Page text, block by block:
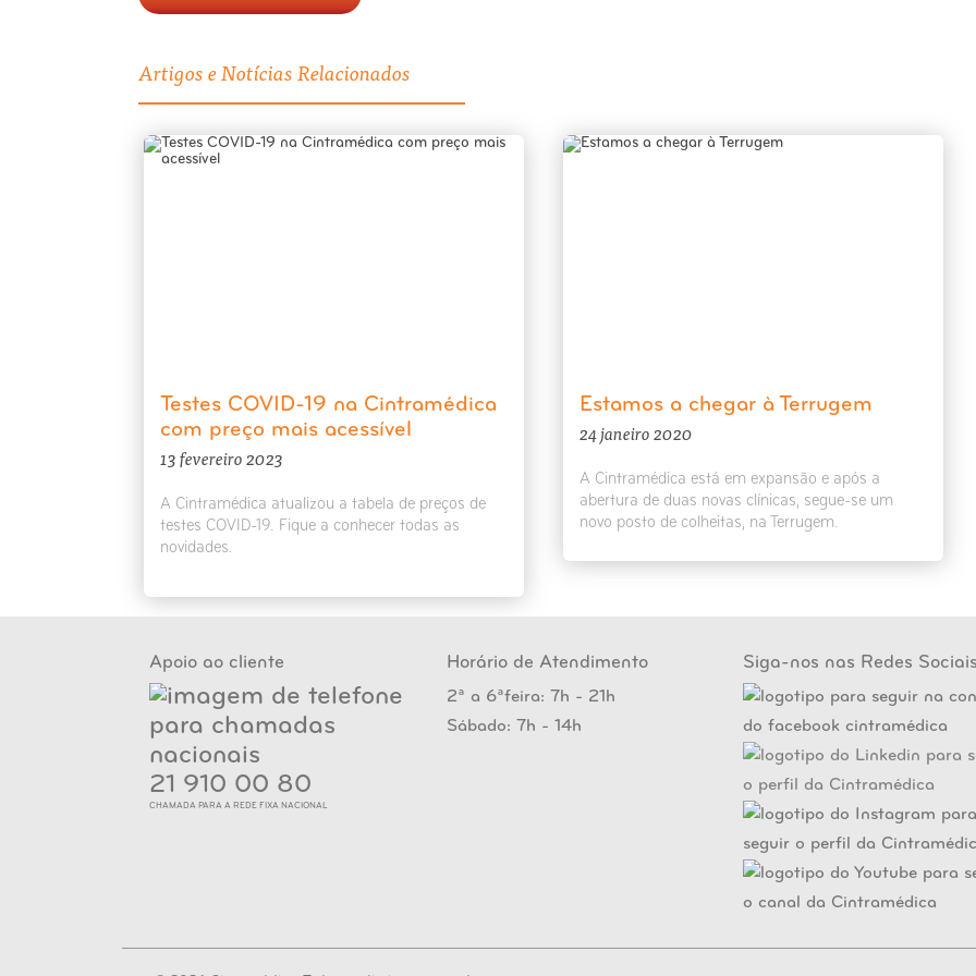
Artigos e Notícias Relacionados
Testes COVID-19 na Cintramédica
com preço mais acessível
13 fevereiro 2023
A Cintramédica atualizou a tabela de preços de
testes COVID-19. Fique a conhecer todas as
novidades.
Estamos a chegar à Terrugem
24 janeiro 2020
A Cintramédica está em expansão e após a
abertura de duas novas clínicas, segue-se um
novo posto de colheitas, na Terrugem.
Apoio ao cliente
21 910 00 80
CHAMADA PARA A REDE FIXA NACIONAL
Horário de Atendimento
2ª a 6ªfeira: 7h - 21h
Sábado: 7h - 14h
Siga-nos nas Redes Sociais